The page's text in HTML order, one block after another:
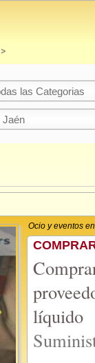
>
Ocio y eventos